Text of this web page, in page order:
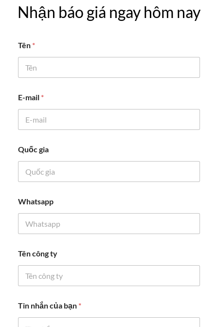
Nhận báo giá ngay hôm nay
Tên *
Q
u
a
E-mail *
Quốc gia
Whatsapp
Tên công ty
Tin nhắn của bạn *